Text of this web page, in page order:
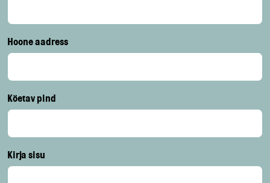
Hoone aadress
Köetav pind
Kirja sisu